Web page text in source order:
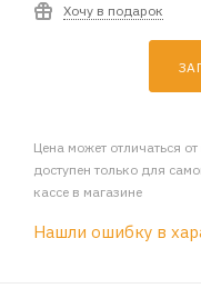
Хочу в подарок
Цена может отличаться
доступен только для
кассе в магазине
Нашли ошибку в